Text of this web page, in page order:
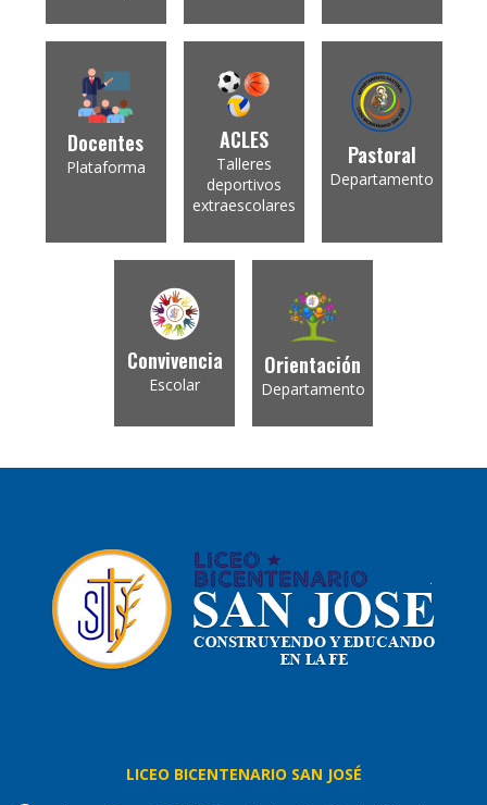
Docentes
Plataforma
ACLES
Talleres
deportivos
extraescolares
Pastoral
Departamento
Convivencia
Escolar
Orientación
Departamento
LICEO BICENTENARIO SAN JOSÉ